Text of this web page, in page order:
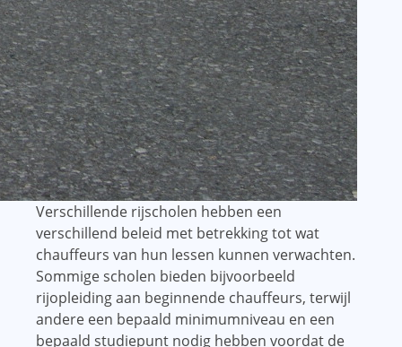
Verschillende rijscholen hebben een
verschillend beleid met betrekking tot wat
chauffeurs van hun lessen kunnen verwachten.
Sommige scholen bieden bijvoorbeeld
rijopleiding aan beginnende chauffeurs, terwijl
andere een bepaald minimumniveau en een
bepaald studiepunt nodig hebben voordat de